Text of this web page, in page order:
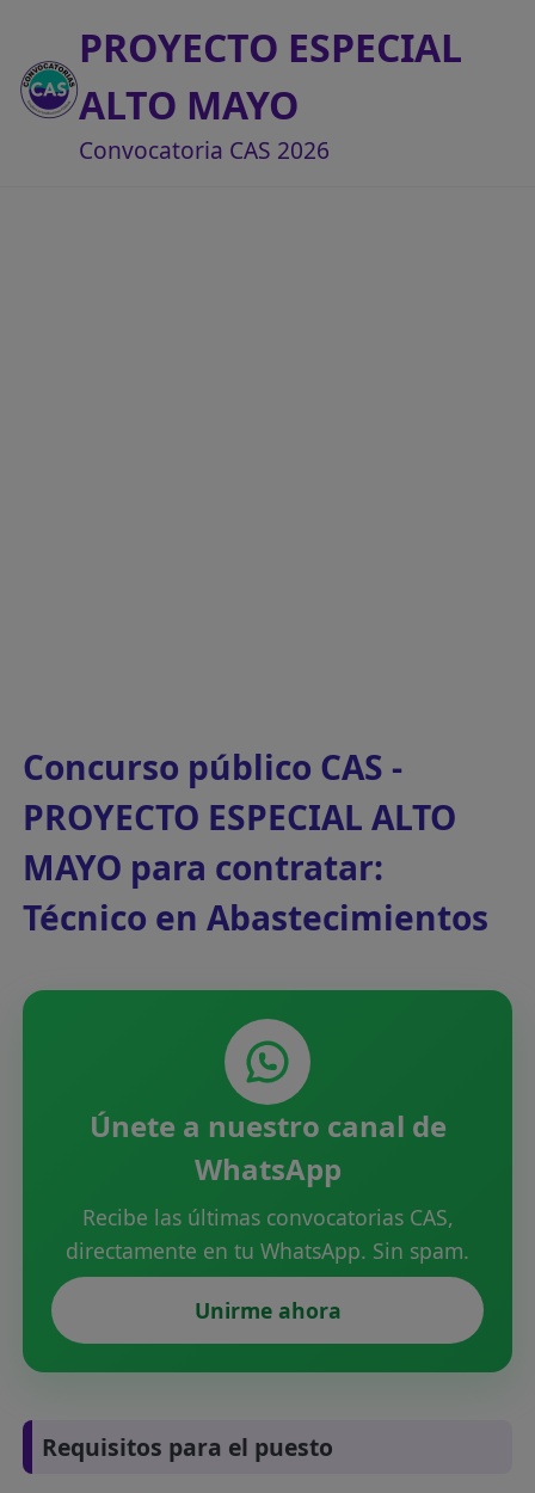
PROYECTO ESPECIAL
ALTO MAYO
Convocatoria CAS 2026
Concurso público CAS -
PROYECTO ESPECIAL ALTO
MAYO para contratar:
Técnico en Abastecimientos
Únete a nuestro canal de
WhatsApp
Recibe las últimas convocatorias CAS,
directamente en tu WhatsApp. Sin spam.
Unirme ahora
Requisitos para el puesto